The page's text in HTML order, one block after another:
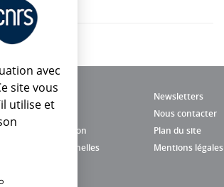
Newsletters
Nous contacter
Charte d'utilisation
Plan du site
Données personnelles
Mentions légales
avec
site vous
utilise et